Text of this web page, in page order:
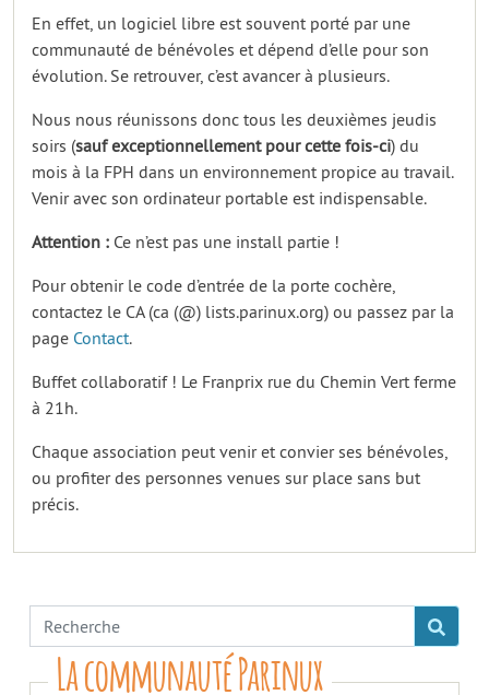
En effet, un logiciel libre est souvent porté par une
communauté de bénévoles et dépend d’elle pour son
évolution. Se retrouver, c’est avancer à plusieurs.
Nous nous réunissons donc tous les deuxièmes jeudis
soirs (sauf exceptionnellement pour cette fois-ci) du
mois à la FPH dans un environnement propice au travail.
Venir avec son ordinateur portable est indispensable.
Attention : Ce n’est pas une install partie !
Pour obtenir le code d’entrée de la porte cochère,
contactez le CA (ca (@) lists.parinux.org) ou passez par la
page Contact.
Buffet collaboratif ! Le Franprix rue du Chemin Vert ferme
à 21h.
Chaque association peut venir et convier ses bénévoles,
ou profiter des personnes venues sur place sans but
précis.
La communauté Parinux